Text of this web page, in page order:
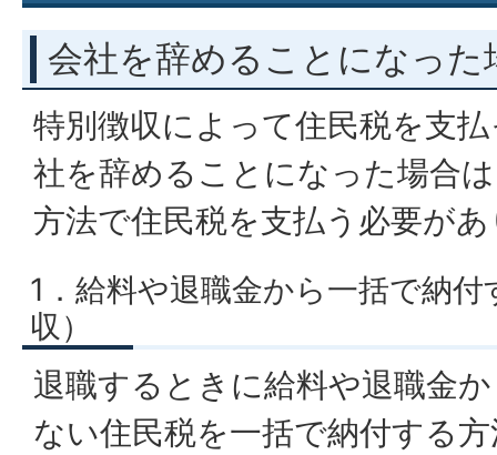
会社を辞めることになった
特別徴収によって住民税を支
社を辞めることになった場合
方法で住民税を支払う必要が
1．給料や退職金から一括で納
収）
退職するときに給料や退職金
ない住民税を一括で納付する